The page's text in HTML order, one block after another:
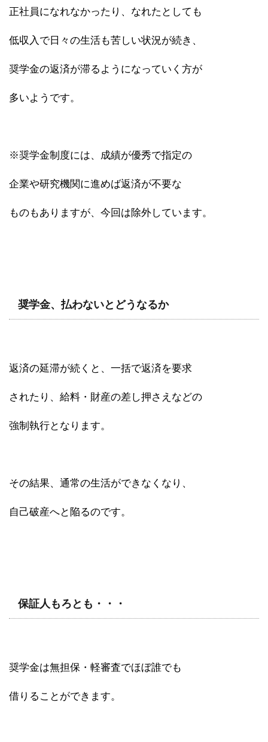
正社員になれなかったり、なれたとしても
低収入で日々の生活も苦しい状況が続き、
奨学金の返済が滞るようになっていく方が
多いようです。
※奨学金制度には、成績が優秀で指定の
企業や研究機関に進めば返済が不要な
ものもありますが、今回は除外しています。
奨学金、払わないとどうなるか
返済の延滞が続くと、一括で返済を要求
されたり、給料・財産の差し押さえなどの
強制執行となります。
その結果、通常の生活ができなくなり、
自己破産へと陥るのです。
保証人もろとも・・・
奨学金は無担保・軽審査でほぼ誰でも
借りることができます。